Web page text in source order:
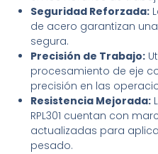
Seguridad Reforzada:
de acero garantizan
segura.
Precisión de Trabajo:
procesamiento de eje
precisión en las
Resistencia Mejorada:
RPL301 cuentan con
actualizadas para
pesado.